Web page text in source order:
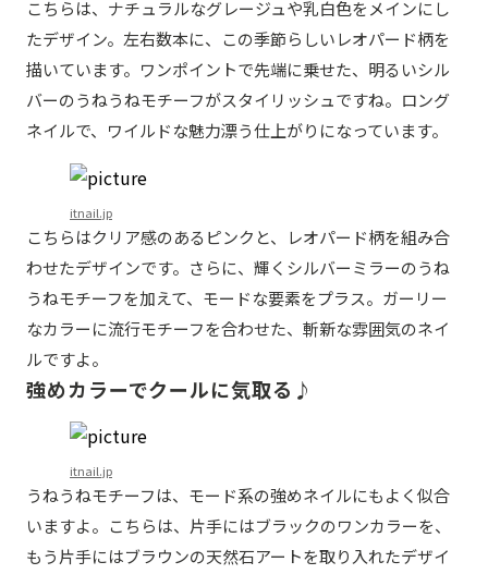
こちらは、ナチュラルなグレージュや乳白色をメインにし
たデザイン。左右数本に、この季節らしいレオパード柄を
描いています。ワンポイントで先端に乗せた、明るいシル
バーのうねうねモチーフがスタイリッシュですね。ロング
ネイルで、ワイルドな魅力漂う仕上がりになっています。
itnail.jp
こちらはクリア感のあるピンクと、レオパード柄を組み合
わせたデザインです。さらに、輝くシルバーミラーのうね
うねモチーフを加えて、モードな要素をプラス。ガーリー
なカラーに流行モチーフを合わせた、斬新な雰囲気のネイ
ルですよ。
強めカラーでクールに気取る♪
itnail.jp
うねうねモチーフは、モード系の強めネイルにもよく似合
いますよ。こちらは、片手にはブラックのワンカラーを、
もう片手にはブラウンの天然石アートを取り入れたデザイ